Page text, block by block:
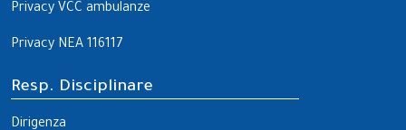
Privacy VCC ambulanze
Privacy NEA 116117
Resp. Disciplinare
Dirigenza